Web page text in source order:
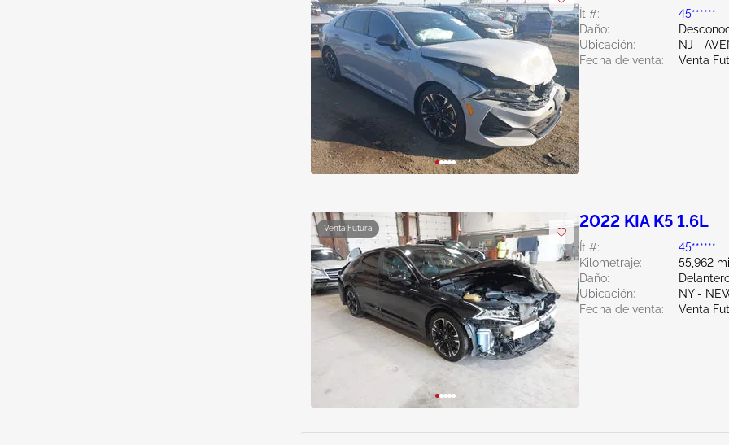
Ít #:
45******
Daño:
Ubicación:
NJ -
Fecha de venta:
Venta
Venta Futura 2022 KIA K5 1.6L
Ít #:
45******
Kilometraje:
55,962
Daño:
Ubicación:
NY -
Fecha de venta:
Venta